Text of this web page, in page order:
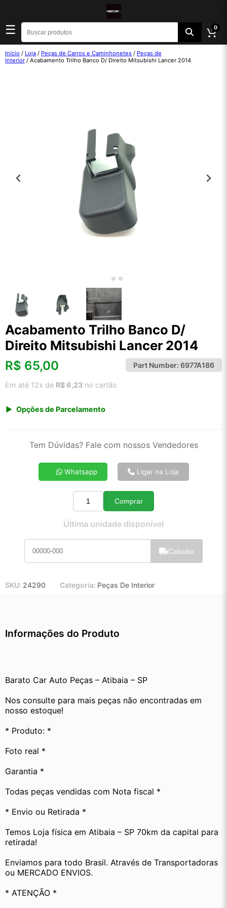
☰ 0
Início / Loja / Peças de Carros e Caminhonetes / Peças de
Interior / Acabamento Trilho Banco D/ Direito Mitsubishi Lancer 2014
Acabamento Trilho Banco D/
Direito Mitsubishi Lancer 2014
R$ 65,00 Part Number: 6977A186
Em até 12x de R$ 6,23 no cartão
Opções de Parcelamento
2x de R$ 34,84
4x de R$ 17,67
5x de R$ 14,24
10x de R$ 7,36
11x de R$ 6,77
Tem Dúvidas? Fale com nossos Vendedores
Whatsapp Ligar na Loja
Quantidade
Comprar
Última unidade disponível
Calcular
SKU: 24290 Categoria: Peças De Interior
Informações do Produto
Barato Car Auto Peças – Atibaia – SP
Nos consulte para mais peças não encontradas em
nosso estoque!
* Produto: *
Foto real *
Garantia *
Todas peças vendidas com Nota fiscal *
* Envio ou Retirada *
Temos Loja física em Atibaia – SP 70km da capital para
retirada!
Enviamos para todo Brasil. Através de Transportadoras
ou MERCADO ENVIOS.
* ATENÇÃO *